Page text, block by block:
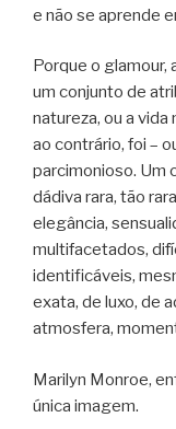
e não se aprende
Porque o glamour,
um conjunto de
natureza, ou a
ao contrário, foi –
parcimonioso. Um
dádiva rara, tão
elegância,
multifacetados,
identificáveis,
exata, de luxo, de
atmosfera,
Marilyn Monroe,
única imagem.